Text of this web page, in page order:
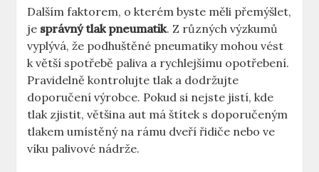
Dalším faktorem, o kterém byste měli přemýšlet,
je správný tlak pneumatik. Z různých výzkumů
vyplývá, že podhuštěné pneumatiky mohou vést
k větší spotřebě paliva a rychlejšímu opotřebení.
Pravidelně kontrolujte tlak a dodržujte
doporučení výrobce. Pokud si nejste jistí, kde
tlak zjistit, většina aut má štítek s doporučeným
tlakem umístěný na rámu dveří řidiče nebo ve
víku palivové nádrže.